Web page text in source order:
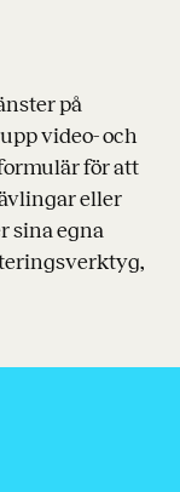
på
video- och
för att
eller
sina egna